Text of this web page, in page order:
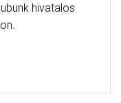
hivatalos